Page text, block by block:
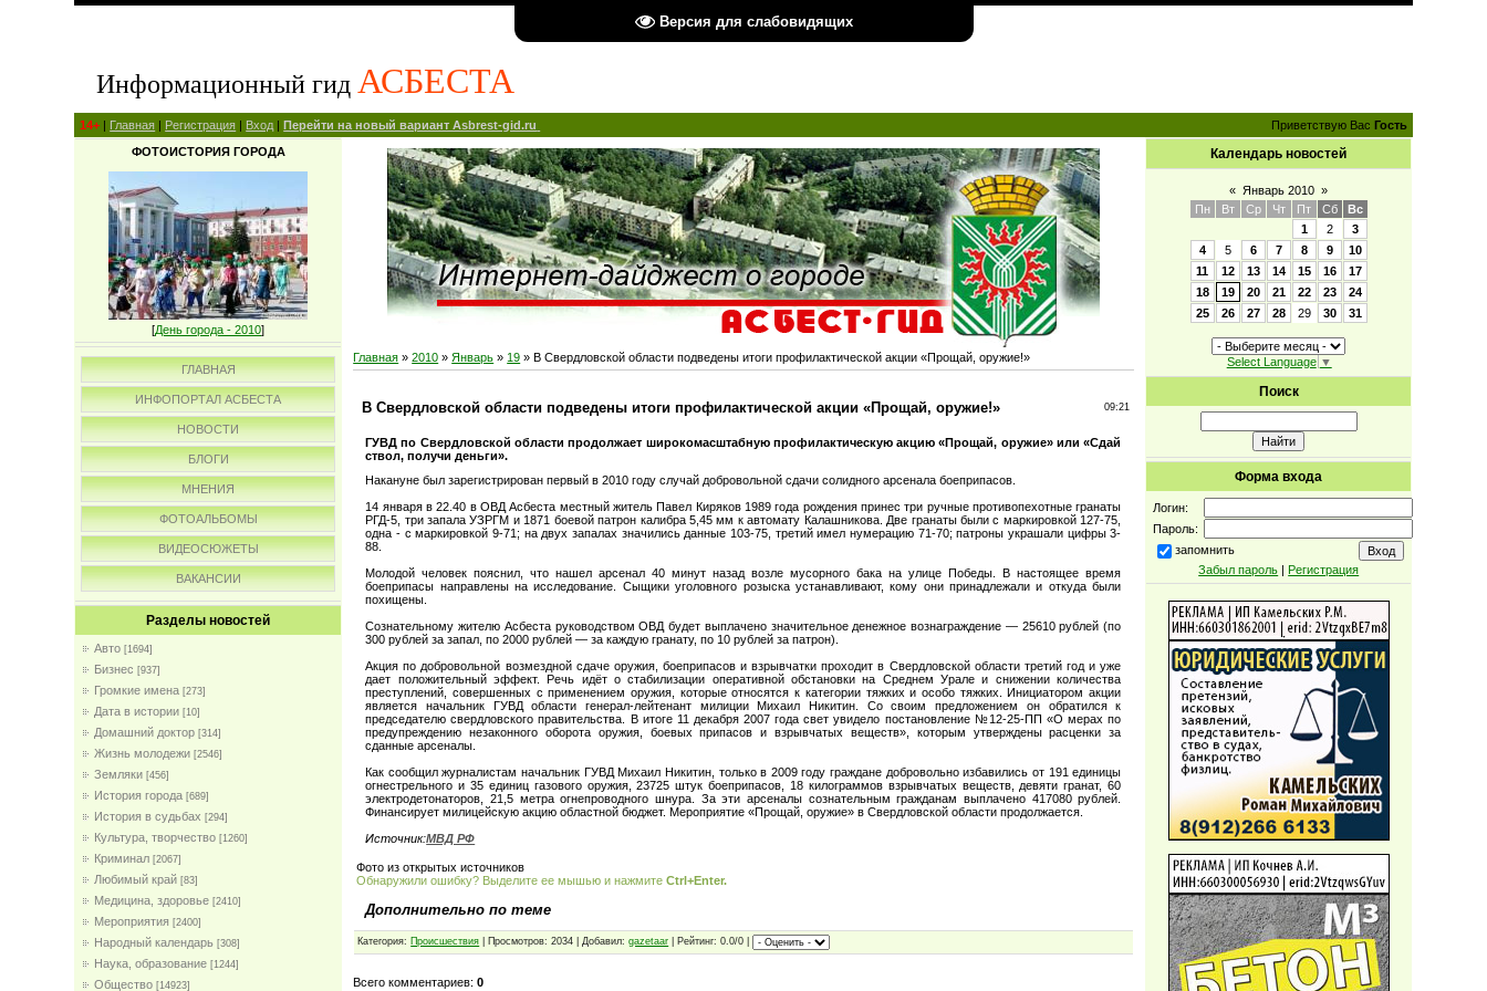
Версия для слабовидящих
Информационный гид АСБЕСТА
14+ | Главная | Регистрация | Вход |Перейти на новый вариант Asbrest-gid.ru Приветствую Вас Гость
ФОТОИСТОРИЯ ГОРОДА
[День города - 2010]
ГЛАВНАЯ
ИНФОПОРТАЛ АСБЕСТА
НОВОСТИ
БЛОГИ
МНЕНИЯ
ФОТОАЛЬБОМЫ
ВИДЕОСЮЖЕТЫ
ВАКАНСИИ
Разделы новостей
Авто [1694]
Бизнес [937]
Громкие имена [273]
Дата в истории [10]
Домашний доктор [314]
Жизнь молодежи [2546]
Земляки [456]
История города [689]
История в судьбах [294]
Культура, творчество [1260]
Криминал [2067]
Любимый край [83]
Медицина, здоровье [2410]
Мероприятия [2400]
Народный календарь [308]
Наука, образование [1244]
Общество [14923]
Главная »2010 » Январь » 19 » В Свердловской области подведены итоги профилактической акции «Прощай, оружие!»
В Свердловской области подведены итоги профилактической акции «Прощай, оружие!» 09:21
ГУВД по Свердловской области продолжает широкомасштабную профилактическую акцию «Прощай, оружие» или «Сдай
ствол, получи деньги».
Накануне был зарегистрирован первый в 2010 году случай добровольной сдачи солидного арсенала боеприпасов.
14 января в 22.40 в ОВД Асбеста местный житель Павел Киряков 1989 года рождения принес три ручные противопехотные гранаты
РГД-5, три запала УЗРГМ и 1871 боевой патрон калибра 5,45 мм к автомату Калашникова. Две гранаты были с маркировкой 127-75,
одна - с маркировкой 9-71; на двух запалах значились данные 103-75, третий имел нумерацию 71-70; патроны украшали цифры 3-
88.
Молодой человек пояснил, что нашел арсенал 40 минут назад возле мусорного бака на улице Победы. В настоящее время
боеприпасы направлены на исследование. Сыщики уголовного розыска устанавливают, кому они принадлежали и откуда были
похищены.
Сознательному жителю Асбеста руководством ОВД будет выплачено значительное денежное вознаграждение — 25610 рублей (по
300 рублей за запал, по 2000 рублей — за каждую гранату, по 10 рублей за патрон).
Акция по добровольной возмездной сдаче оружия, боеприпасов и взрывчатки проходит в Свердловской области третий год и уже
дает положительный эффект. Речь идёт о стабилизации оперативной обстановки на Среднем Урале и снижении количества
преступлений, совершенных с применением оружия, которые относятся к категории тяжких и особо тяжких. Инициатором акции
является начальник ГУВД области генерал-лейтенант милиции Михаил Никитин. Со своим предложением он обратился к
председателю свердловского правительства. В итоге 11 декабря 2007 года свет увидело постановление №12-25-ПП «О мерах по
предупреждению незаконного оборота оружия, боевых припасов и взрывчатых веществ», которым утверждены расценки за
сданные арсеналы.
Как сообщил журналистам начальник ГУВД Михаил Никитин, только в 2009 году граждане добровольно избавились от 191 единицы
огнестрельного и 35 единиц газового оружия, 23725 штук боеприпасов, 18 килограммов взрывчатых веществ, девяти гранат, 60
электродетонаторов, 21,5 метра огнепроводного шнура. За эти арсеналы сознательным гражданам выплачено 417080 рублей.
Финансирует милицейскую акцию областной бюджет. Мероприятие «Прощай, оружие» в Свердловской области продолжается.
Источник:МВД РФ
Фото из открытых источников
Обнаружили ошибку? Выделите ее мышью и нажмитеCtrl+Enter.
Дополнительно по теме
Категория: Проиcшествия | Просмотров: 2034 | Добавил:gazetaar | Рейтинг: 0.0/0 |
Всего комментариев:0
Календарь новостей
« Январь 2010 »
Пн
Вт Ср Чт Пт Сб
Вс
1
2
3
4
5 6 7 8 9
10
11
12 13 14 15 16
17
18
19 20 21 22 23
24
25
26 27 28 29 30 31
Select Language ▼
Поиск
Форма входа
Логин:
Пароль:
запомнить
Забыл пароль | Регистрация